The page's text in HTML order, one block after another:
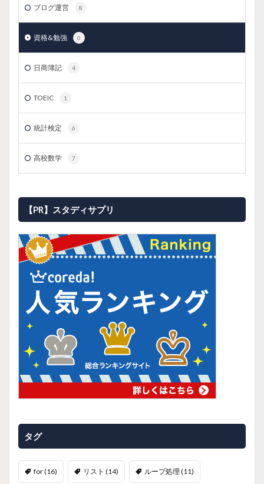
ブログ運営 8
資格&勉強 0
日商簿記 4
TOEIC 1
統計検定 6
高校数学 7
【PR】スタディサプリ
タグ
for(16) リスト (14) ループ処理 (11)